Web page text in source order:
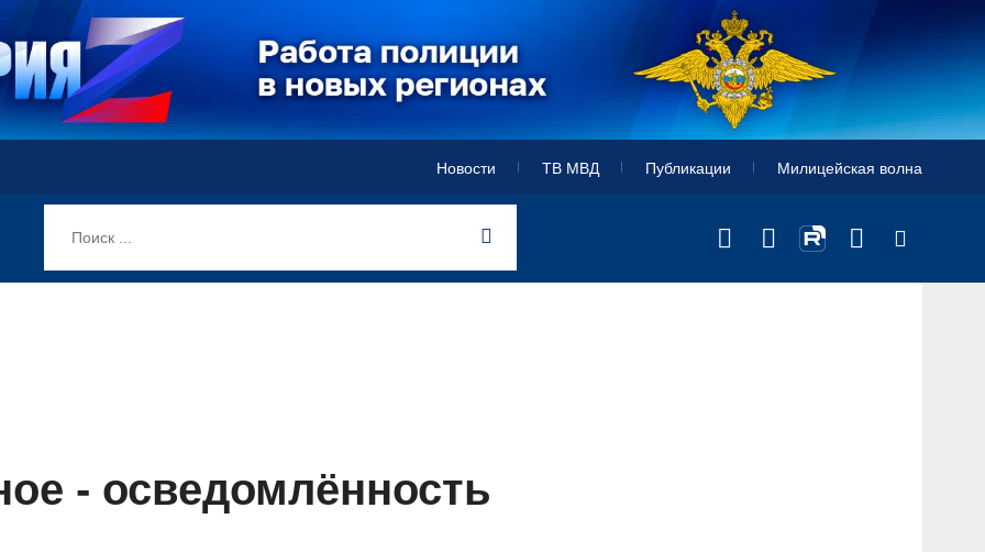
Новости ТВ МВД Публикации Милицейская волна
- осведомлённость